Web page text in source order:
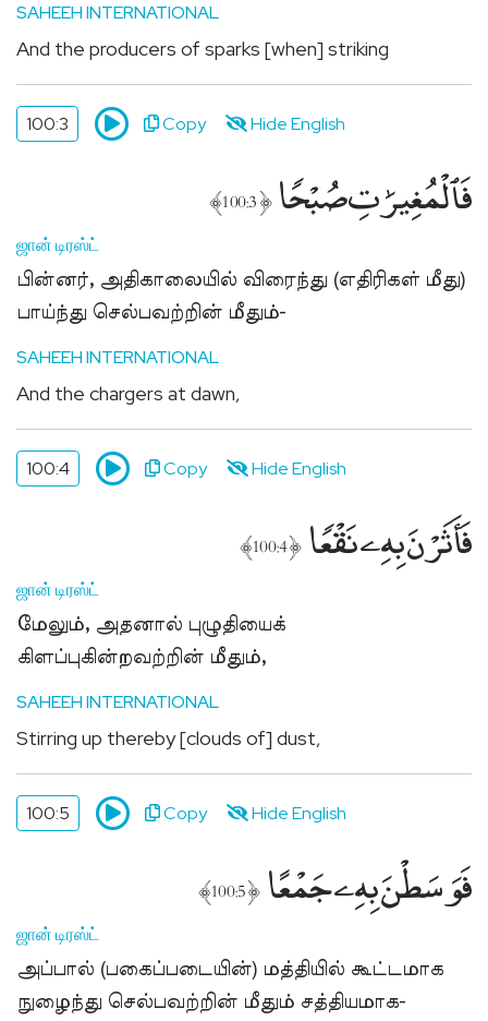
பிற
மதத்தினருக்கு
Add
Your
Mosque
Apply
for
Support
ஜக்காத்,
சதகாஹ்
விண்ணப்பிக்கவும்
SAHEEH INTERNATIONAL
And the producers of sparks [when] striking
100:3 Copy Hide English
فَٱلْمُغِيرَٰتِ صُبْحًۭا ﴿100:3﴾
ஜான் டிரஸ்ட்
பின்னர், அதிகாலையில் விரைந்து (எதிரிகள் மீது)
பாய்ந்து செல்பவற்றின் மீதும்-
SAHEEH INTERNATIONAL
And the chargers at dawn,
100:4 Copy Hide English
فَأَثَرْنَ بِهِۦ نَقْعًۭا ﴿100:4﴾
ஜான் டிரஸ்ட்
மேலும், அதனால் புழுதியைக்
கிளப்புகின்றவற்றின் மீதும்,
SAHEEH INTERNATIONAL
Stirring up thereby [clouds of] dust,
100:5 Copy Hide English
فَوَسَطْنَ بِهِۦ جَمْعًا ﴿100:5﴾
ஜான் டிரஸ்ட்
அப்பால் (பகைப்படையின்) மத்தியில் கூட்டமாக
நுழைந்து செல்பவற்றின் மீதும் சத்தியமாக-